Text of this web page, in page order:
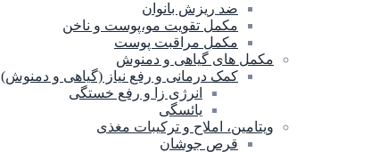
ضد ریزش بانوان
مکمل تقویت مو،پوست و ناخن
مکمل مراقبت پوست
مکمل های گیاهی و دمنوش
کمک درمانی و رفع نیاز (گیاهی و دمنوش)
انرژی زا و رفع خستگی
یائسگی
ویتامین، املاح و ترکیبات مغذی
قرص جوشان